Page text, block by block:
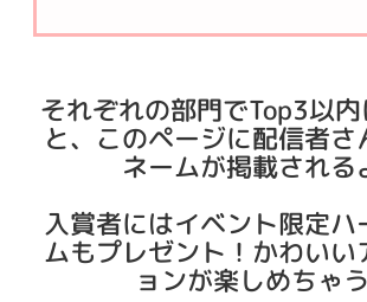
それぞれの部門でTop3以
と、このページに配信者さ
ネームが掲載される
入賞者にはイベント限定ハ
ムもプレゼント！かわいい
ョンが楽しめちゃう